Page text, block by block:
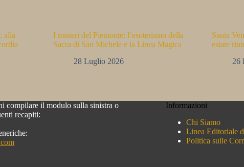
alla
I misteri del Piemonte: l’esoterismo della
Sacra di San Michele e la Linea Magica
28 Luglio 2026
Santa
estate
26
compilare il modulo sulla sinistra o
recapiti:
Informazioni
Chi Siamo
Linea Editoriale
Politica sulle